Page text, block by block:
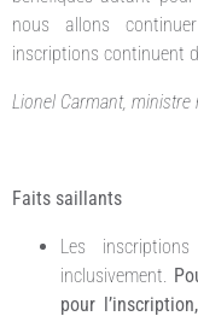
nous allons
inscriptions continuent
Lionel Carmant,
Faits saillants
Les
inclusivement.
pour